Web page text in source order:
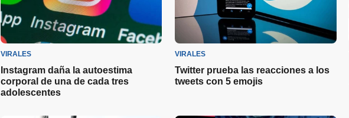
VIRALES
Instagram daña la autoestima
corporal de una de cada tres
adolescentes
VIRALES
Twitter prueba las reacciones a los
tweets con 5 emojis